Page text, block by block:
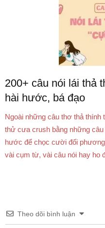
200+ câu nói lái thả
hài hước, bá đạo
Ngoài những câu thơ thả thính
thử cưa crush bằng những câu
hước để chọc cười đối
vài cụm từ, vài câu nói hay ho
Theo dõi bình luận